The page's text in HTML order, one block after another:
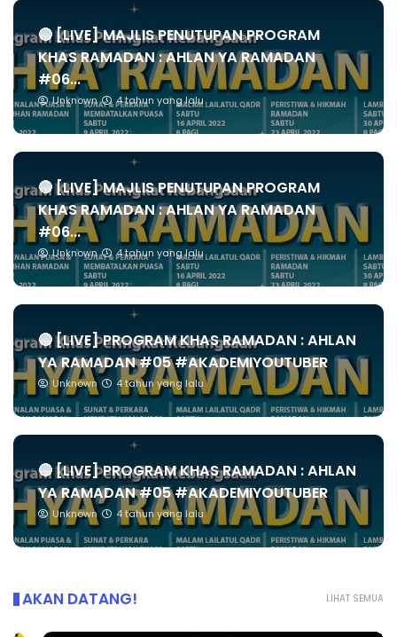
🔴 [LIVE] MAJLIS PENUTUPAN PROGRAM
KHAS RAMADAN : AHLAN YA RAMADAN
#06...
Unknown 4 tahun yang lalu
🔴 [LIVE] MAJLIS PENUTUPAN PROGRAM
KHAS RAMADAN : AHLAN YA RAMADAN
#06...
Unknown 4 tahun yang lalu
🔴 [LIVE] PROGRAM KHAS RAMADAN : AHLAN
YA RAMADAN #05 #AKADEMIYOUTUBER
Unknown 4 tahun yang lalu
🔴 [LIVE] PROGRAM KHAS RAMADAN : AHLAN
YA RAMADAN #05 #AKADEMIYOUTUBER
Unknown 4 tahun yang lalu
LIHAT SEMUA
AKAN DATANG!